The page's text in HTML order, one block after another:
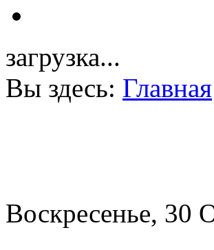
загрузка...
Вы здесь: Главная
Воскресенье, 30